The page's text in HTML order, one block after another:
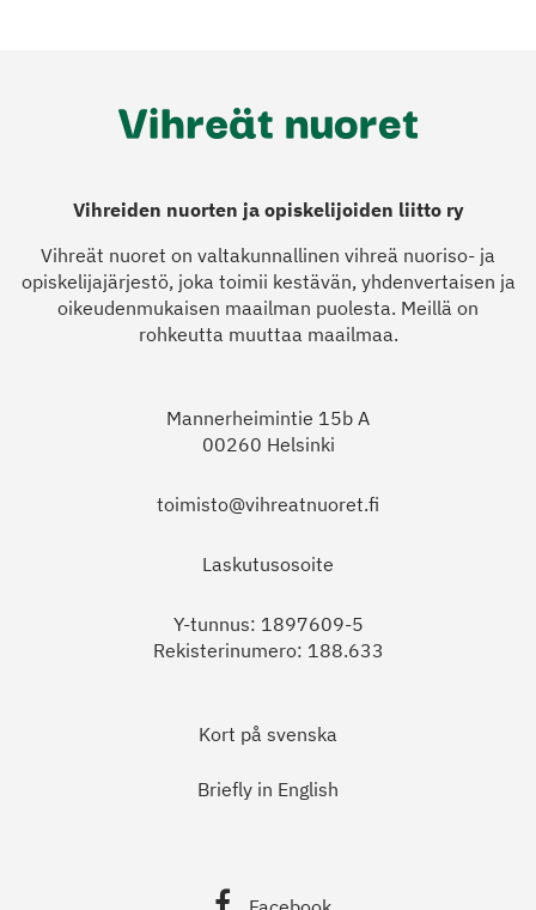
Vihreiden nuorten ja opiskelijoiden liitto ry
Vihreät nuoret on valtakunnallinen vihreä nuoriso- ja
opiskelijajärjestö, joka toimii kestävän, yhdenvertaisen ja
oikeudenmukaisen maailman puolesta. Meillä on
rohkeutta muuttaa maailmaa.
Mannerheimintie 15b A
00260 Helsinki
toimisto@vihreatnuoret.fi
Laskutusosoite
Y-tunnus: 1897609-5
Rekisterinumero: 188.633
Kort på svenska
Briefly in English